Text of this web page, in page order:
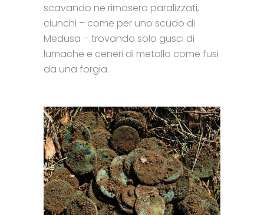
scavando ne rimasero paralizzati,
ciunchi – come per uno scudo di
Medusa – trovando solo gusci di
lumache e ceneri di metallo come fusi
da una forgia.